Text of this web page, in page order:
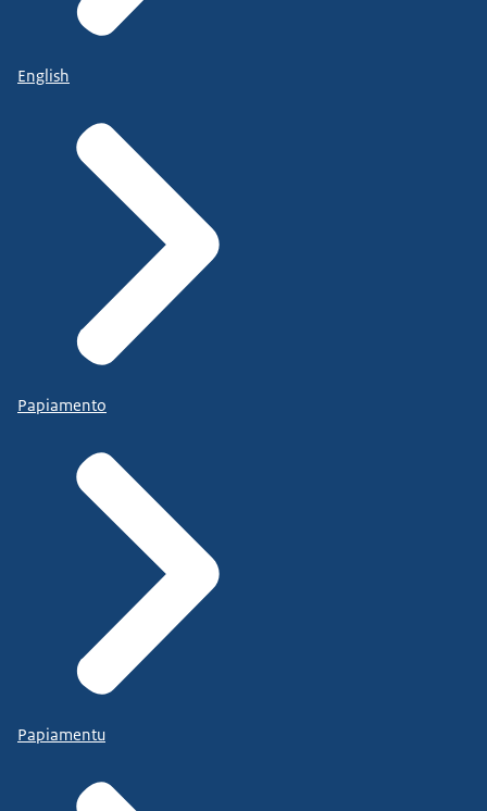
English
Papiamento
Papiamentu